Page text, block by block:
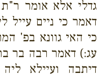
גדלי אלא אומר
דאמר כי ניים עייל
כי האי גוונא בפ'
עג:) דאמר רבה בר
דיתבה ועיילא